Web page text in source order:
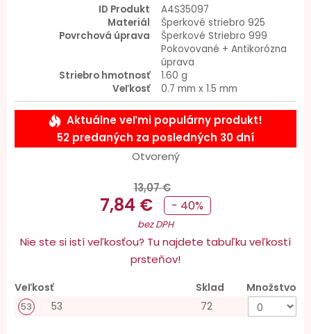
ID Produkt
A4S35097
Materiál
Šperkové striebro 925
Povrchová úprava
Šperkové Striebro 999
Pokovované + Antikorózna
úprava
Striebro hmotnosť
1.60 g
Veľkosť
0.7 mm x 1.5 mm
Aktuálne veľmi populárny produkt!
52 predaných za posledných 30 dní
Otvorený
13,07 €
7,84 € - 40%
bez DPH
Nie ste si istí veľkosťou? Tu najdete tabuľku veľkostí
prsteňov!
Veľkosť Sklad Množstvo
53 53 72